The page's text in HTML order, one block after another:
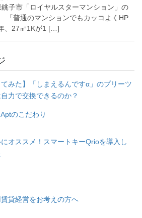
子市「ロイヤルスターマンション」の
「普通のマンションでもカッコよくHP
、27㎡1Kが1 […]
てみた】「しまえるんですα」のプリーツ
力で交換できるのか？
のこだわり
オススメ！スマートキーQrioを導入し
貸経営をお考えの方へ